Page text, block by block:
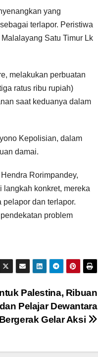
yang
terlapor. Peristiwa
Satu Timur Lk
melakukan perbuatan
ratus ribu rupiah)
saat keduanya dalam
Kepolisian, dalam
damai.
Rorimpandey,
konkret, mereka
dan terlapor.
problem
Palestina, Ribuan
Pelajar Dewantara
Bergerak Gelar Aksi